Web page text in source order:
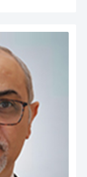
وصناديق الثروة السيادية. نشرت
والعلوم التطبيقية، مجلة
في شبكة الخبراء الإقليمية
درجة الدكتوراه. من كلية
والبكالوريوس في الاقتصاد من